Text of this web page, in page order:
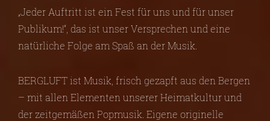
„Jeder Auftritt ist ein Fest für uns und für unser
Publikum!“, das ist unser Versprechen und eine
natürliche Folge am Spaß an der Musik.
BERGLUFT ist Musik, frisch gezapft aus den Bergen
– mit allen Elementen unserer Heimatkultur und
der zeitgemäßen Popmusik. Eigene originelle